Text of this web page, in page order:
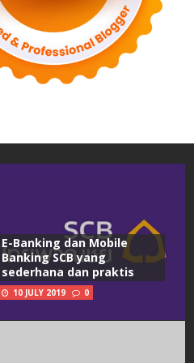
E-Banking dan Mobile
Banking SCB yang
sederhana dan praktis
10 JULY 2019 0